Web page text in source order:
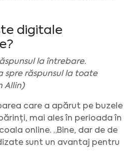
digitale
la întrebare.
spre răspunsul la toate
Allin)
care a apărut pe buzele
mai ales în perioada în
online. „Bine, dar de de
sunt un avantaj pentru